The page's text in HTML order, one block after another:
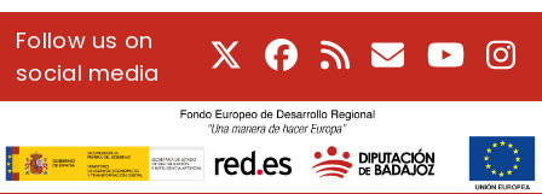
Follow us on
social media
Facebook
RSS E-Mail Youtube